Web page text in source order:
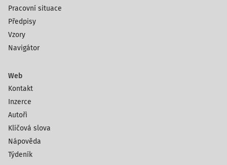
Pracovní situace
Předpisy
Vzory
Navigátor
Web
Kontakt
Inzerce
Autoři
Klíčová slova
Nápověda
Týdeník